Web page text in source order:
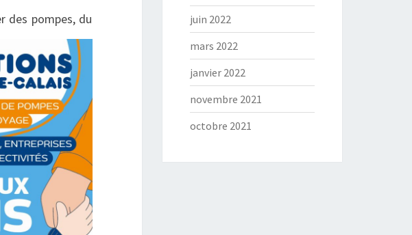
des pompes, du
juin 2022
mars 2022
janvier 2022
novembre 2021
octobre 2021